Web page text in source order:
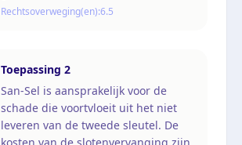
Rechtsoverweging(en):6.5
Toepassing 2
San-Sel is aansprakelijk voor de
schade die voortvloeit uit het niet
leveren van de tweede sleutel. De
kosten van de slotenvervanging zijn